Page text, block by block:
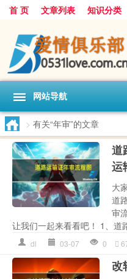
首 页 文章列表 知识分类
网站导航
> 有关“年审”的文章
道
运
大
道
审
让我们一起来看看吧！ 1、道
dl 03-07 0
改